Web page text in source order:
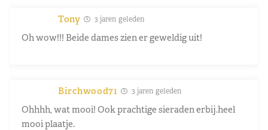
Tony 3 jaren geleden
Oh wow!!! Beide dames zien er geweldig uit!
Birchwood71 3 jaren geleden
Ohhhh, wat mooi! Ook prachtige sieraden erbij.heel
mooi plaatje.